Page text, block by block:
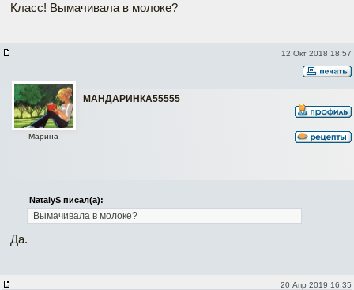
Класс! Вымачивала в молоке?
12 Окт 2018 18:57
МАНДАРИНКА55555
Марина
NatalyS писал(а):
Вымачивала в молоке?
Да.
20 Апр 2019 16:35